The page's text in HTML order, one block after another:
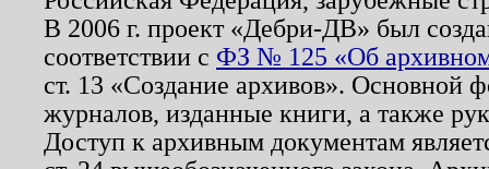
В 2006 г. проект «Дебри-ДВ» был
соответствии с ФЗ № 125 «Об
ст. 13 «Создание архивов». Основной
журналов, изданные книги, а также
Доступ к архивным документам